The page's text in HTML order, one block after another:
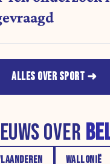
ALLES OVER SPORT
OVER
WALLONIË